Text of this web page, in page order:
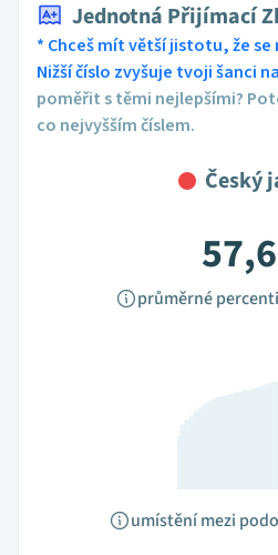
Jednotná Přijímací
* Chceš mít větší jistotu, že se
Nižší číslo zvyšuje tvoji šanci
poměřit s těmi nejlepšími?
co nejvyšším číslem.
Český
57,6
průměrné
umístění mezi